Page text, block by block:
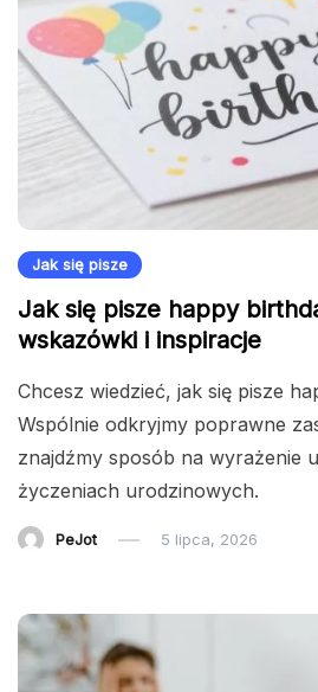
Jak się pisze
Jak się pisze happy
wskazówki i inspiracje
Chcesz wiedzieć, jak się pisze
Wspólnie odkryjmy poprawne
znajdźmy sposób na wyrażenie
życzeniach urodzinowych.
PeJot 5 lipca, 2026